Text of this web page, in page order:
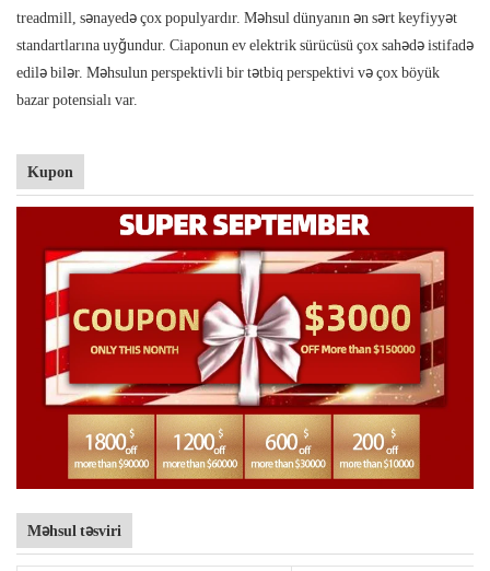
treadmill, sənayedə çox populyardır. Məhsul dünyanın ən sərt keyfiyyət
standartlarına uyğundur. Ciaponun ev elektrik sürücüsü çox sahədə istifadə
edilə bilər. Məhsulun perspektivli bir tətbiq perspektivi və çox böyük
bazar potensialı var.
Kupon
Məhsul təsviri